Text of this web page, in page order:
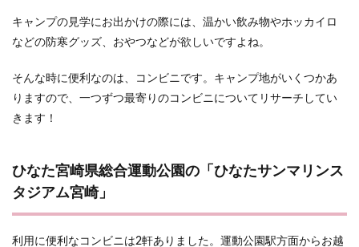
キャンプの見学にお出かけの際には、温かい飲み物やホッカイロ
などの防寒グッズ、おやつなどが欲しいですよね。
そんな時に便利なのは、コンビニです。キャンプ地がいくつかあ
りますので、一つずつ最寄りのコンビニについてリサーチしてい
きます！
ひなた宮崎県総合運動公園の「ひなたサンマリンス
タジアム宮崎」
利用に便利なコンビニは2軒ありました。運動公園駅方面からお越